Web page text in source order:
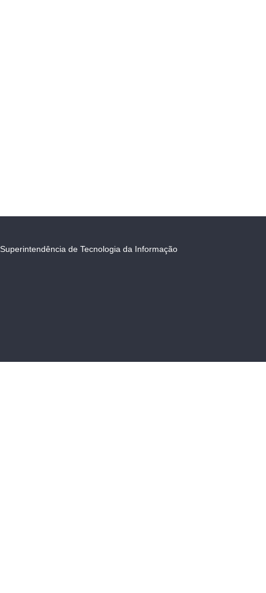
Superintendência de Tecnologia da Informação